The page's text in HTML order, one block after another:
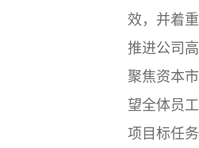
效，并着
推进公司
聚焦资本
望全体员
项目标任